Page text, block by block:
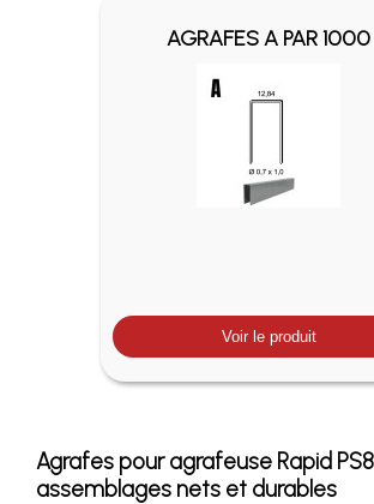
AGRAFES A PAR 1000
Voir le produit
Agrafes pour agrafeuse Rapid
assemblages nets et durables